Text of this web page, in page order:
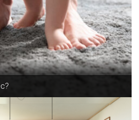
a citrusy jednoduše